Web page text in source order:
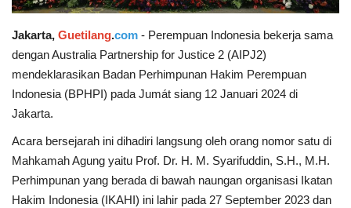
Pekerja Migran Indonesia
Ekonomi
Pendidikan
Informasi Journalism
Olahraga
Jakarta, Guetilang.com - Perempuan Indonesia bekerja sama
dengan Australia Partnership for Justice 2 (AIPJ2)
mendeklarasikan Badan Perhimpunan Hakim Perempuan
Indonesia (BPHPI) pada Jumát siang 12 Januari 2024 di
Jakarta.
Acara bersejarah ini dihadiri langsung oleh orang nomor satu di
Mahkamah Agung yaitu Prof. Dr. H. M. Syarifuddin, S.H., M.H.
Perhimpunan yang berada di bawah naungan organisasi Ikatan
Hakim Indonesia (IKAHI) ini lahir pada 27 September 2023 dan